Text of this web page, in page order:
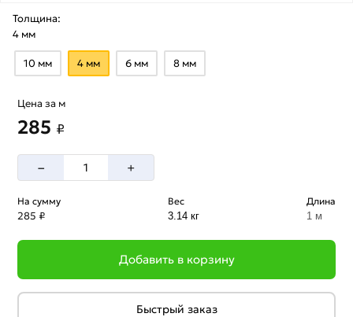
Толщина:
4 мм
10 мм 4 мм 6 мм 8 мм
Цена за м
285 ₽
– +
На сумму
285 ₽
Вес
3.14 кг
Длина
1 м
Добавить в корзину
Быстрый заказ